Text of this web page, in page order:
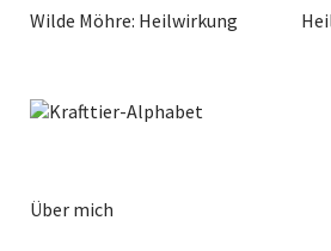
Wilde Möhre: Heilwirkung
Über mich